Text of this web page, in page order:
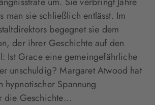
man sie schließlich entlässt. Im
begegnet sie dem
der ihrer Geschichte auf den
Ist Grace eine gemeingefährliche
unschuldig? Margaret Atwood hat
hypnotischer Spannung
die Geschichte…